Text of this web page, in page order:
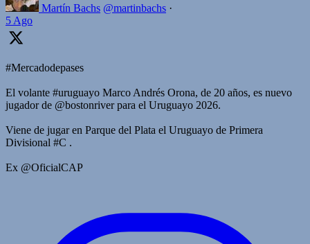
Martín Bachs @martinbachs ·
5 Ago
#Mercadodepases
El volante #uruguayo Marco Andrés Orona, de 20 años, es nuevo
jugador de @bostonriver para el Uruguayo 2026.
Viene de jugar en Parque del Plata el Uruguayo de Primera
Divisional #C .
Ex @OficialCAP